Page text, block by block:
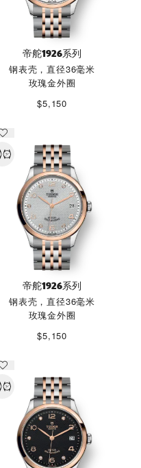
帝舵1926系列
钢表壳，直径36毫米
玫瑰金外圈
$5,150
帝舵1926系列
钢表壳，直径36毫米
玫瑰金外圈
$5,150